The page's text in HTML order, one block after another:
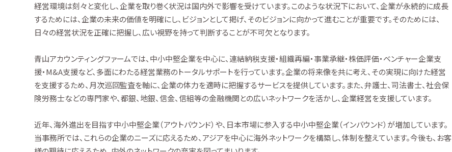
経営環境は刻々と変化し、企業を取り巻く状況は国内外で影響を受けています。このような状況下において、企業が永続的に成長
するためには、企業の未来の価値を明確にし、ビジョンとして掲げ、そのビジョンに向かって進むことが重要です。そのためには、
日々の経営状況を正確に把握し、広い視野を持って判断することが不可欠となります。
青山アカウンティングファームでは、中小中堅企業を中心に、連結納税支援・組織再編・事業承継・株価評価・ベンチャー企業支
援・M&A支援など、多面にわたる経営業務のトータルサポートを行っています。企業の将来像を共に考え、その実現に向けた経営
を支援するため、月次巡回監査を軸に、企業の体力を適時に把握するサービスを提供しています。また、弁護士、司法書士、社会保
険労務士などの専門家や、都銀、地銀、信金、信組等の金融機関との広いネットワークを活かし、企業経営を支援しています。
近年、海外進出を目指す中小中堅企業（アウトバウンド）や、日本市場に参入する中小中堅企業（インバウンド）が増加しています。
当事務所では、これらの企業のニーズに応えるため、アジアを中心に海外ネットワークを構築し、体制を整えています。今後も、お客